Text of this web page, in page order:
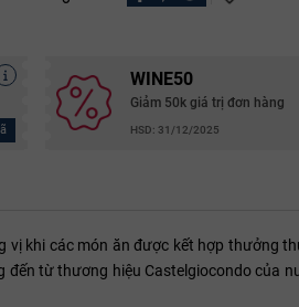
WINE50
Giảm 50k giá trị đơn hàng
HSD: 31/12/2025
vị khi các món ăn được kết hợp thưởng
từ thương hiệu Castelgiocondo của